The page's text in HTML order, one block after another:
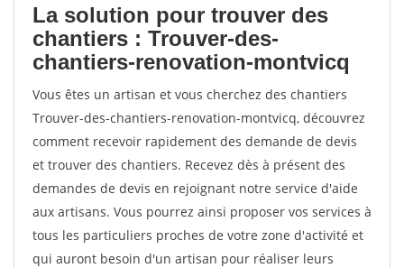
La solution pour trouver des
chantiers : Trouver-des-
chantiers-renovation-montvicq
Vous êtes un artisan et vous cherchez des chantiers
Trouver-des-chantiers-renovation-montvicq, découvrez
comment recevoir rapidement des demande de devis
et trouver des chantiers. Recevez dès à présent des
demandes de devis en rejoignant notre service d'aide
aux artisans. Vous pourrez ainsi proposer vos services à
tous les particuliers proches de votre zone d'activité et
qui auront besoin d'un artisan pour réaliser leurs